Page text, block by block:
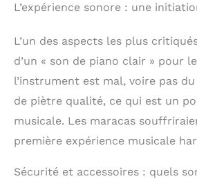
L’expérience sonore : une
L’un des aspects les plus
d’un « son de piano clair » pour
l’instrument est mal, voire pas
de piètre qualité, ce qui est un
musicale. Les maracas
première expérience musicale
Sécurité et accessoires : quels